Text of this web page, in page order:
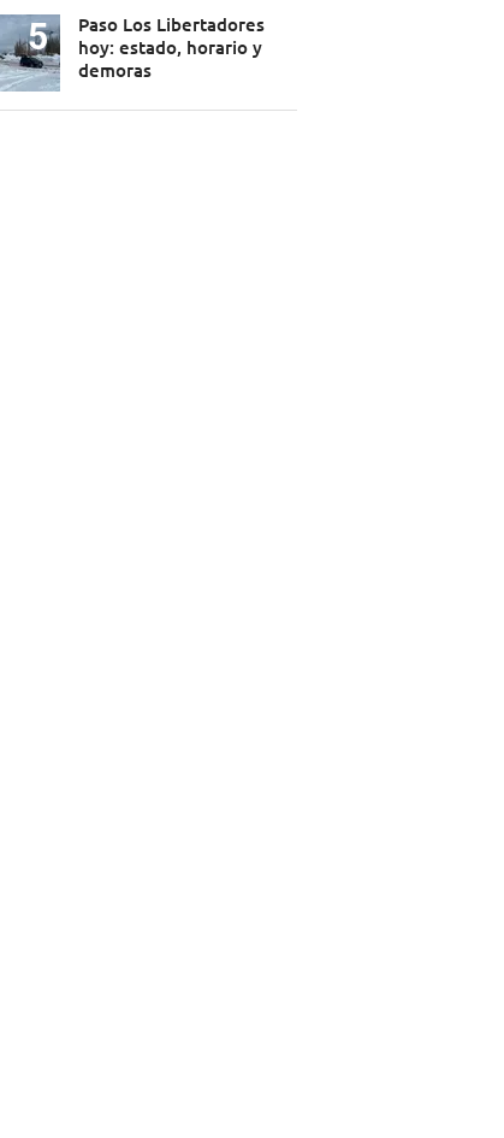
Paso Los Libertadores
hoy: estado, horario y
demoras